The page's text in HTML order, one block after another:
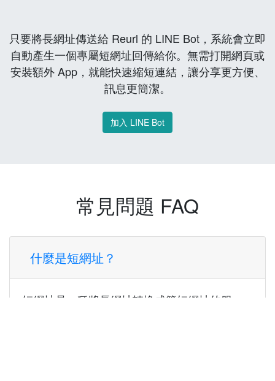
只要將長網址傳送給 Reurl 的 LINE Bot，系統會立即
自動產生一個專屬短網址回傳給你。無需打開網頁或
安裝額外 App，就能快速縮短連結，讓分享更方便、
訊息更簡潔。
加入 LINE Bot
常見問題 FAQ
什麼是短網址？
短網址是一種將長網址轉換成簡短網址的服